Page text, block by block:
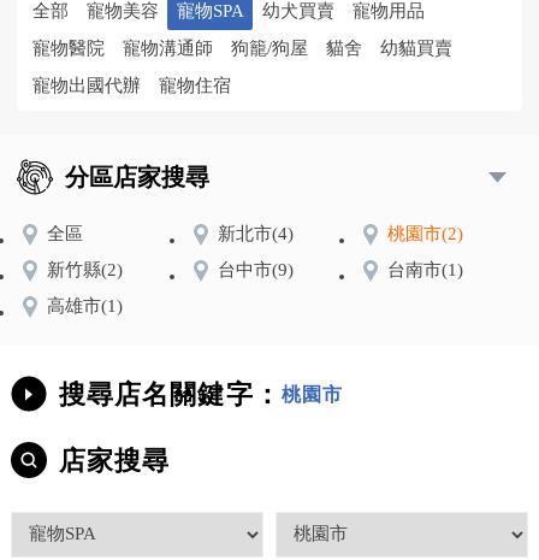
全部 寵物美容 寵物SPA 幼犬買賣
寵物用品
寵物醫院
寵物溝通師 狗籠/狗屋 貓舍
幼貓買賣
寵物出國代辦
寵物住宿
分區店家搜尋
全區 新北市(4) 桃園市(2)
新竹縣(2) 台中市(9) 台南市(1)
高雄市(1)
搜尋店名關鍵字： 桃園市
店家搜尋